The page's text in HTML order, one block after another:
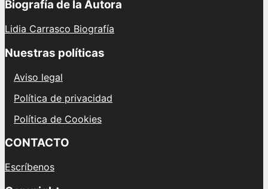
Biografía de la Autora
Lidia Carrasco Biografía
Nuestras políticas
Aviso legal
Política de privacidad
Política de Cookies
CONTACTO
Escríbenos